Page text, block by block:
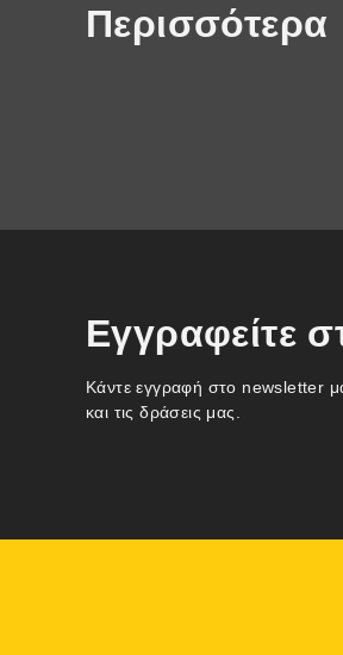
Περισσότερα
Εγγραφείτε
Κάντε εγγραφή στο newsletter
και τις δράσεις μας.